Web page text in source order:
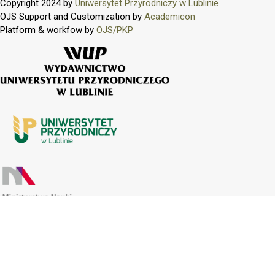
Copyright 2024 by Uniwersytet Przyrodniczy w Lublinie
OJS Support and Customization by Academicon
Platform & workfow by OJS/PKP